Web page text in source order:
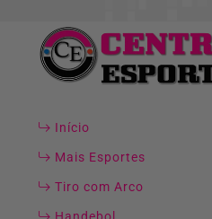
Início
Mais Esportes
Tiro com Arco